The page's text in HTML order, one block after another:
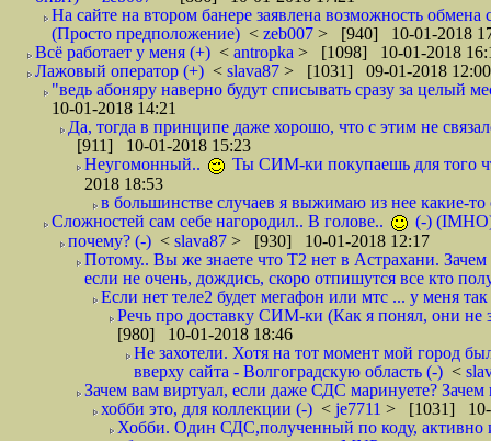
На сайте на втором банере заявлена возможность
(Просто предположение) < zeb007 > [940] 10-01-2018
Всё работает у меня (+) < antropka > [1098] 10-01-2018
Лажовый оператор (+) < slava87 > [1031] 09-01-2018 12:00
"ведь абоняру наверно будут списывать сразу за целый
10-01-2018 14:21
Да, тогда в принципе даже хорошо, что с этим не
[911] 10-01-2018 15:23
Неугомонный..
Ты СИМ-ки покупаешь для того
2018 18:53
в большинстве случаев я выжимаю из нее какие-то
Сложностей сам себе нагородил.. В голове..
(-)
почему? (-) < slava87 > [930] 10-01-2018 12:17
Потому.. Вы же знаете что Т2 нет в Астрахани.
если не очень, дождись, скоро отпишутся все кто
Если нет теле2 будет мегафон или мтс ... у меня
Речь про доставку СИМ-ки (Как я понял, они не
[980] 10-01-2018 18:46
Не захотели. Хотя на тот момент мой город
вверху сайта - Волгоградскую область (-) <
Зачем вам виртуал, если даже СДС маринуете?
хобби это, для коллекции (-) < je7711 > [1031] 10-
Хобби. Один СДС,полученный по коду, активно